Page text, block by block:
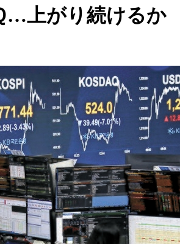
…上がり続けるか